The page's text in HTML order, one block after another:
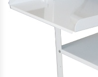
Campanas Industriales
Carros Bandejeros
Cocedoras De Pastas